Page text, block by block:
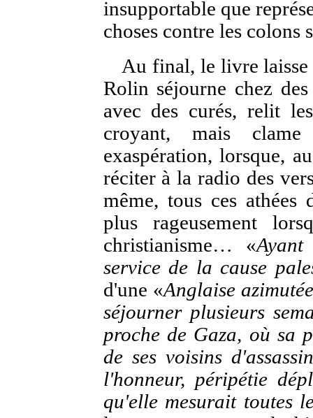
insupportable que
choses contre les colons
Au final, le livre laisse
Rolin séjourne chez
avec des curés, relit
croyant, mais
exaspération, lorsque,
réciter à la radio des
même, tous ces
plus rageusement
christianisme… «
service de la cause
d'une «Anglaise
séjourner plusieurs
proche de Gaza, où sa
de ses voisins
l'honneur, péripétie
qu'elle mesurait toutes